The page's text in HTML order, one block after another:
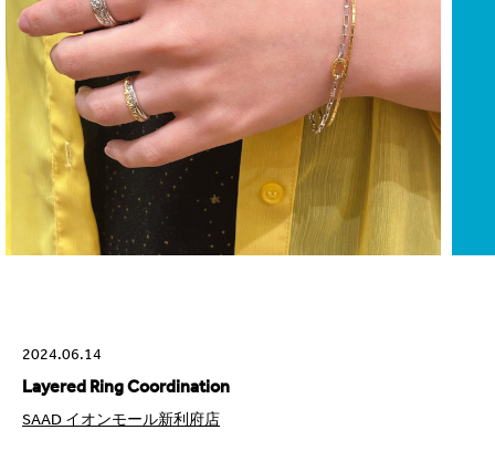
2024.06.14
Layered Ring Coordination
SAAD イオンモール新利府店